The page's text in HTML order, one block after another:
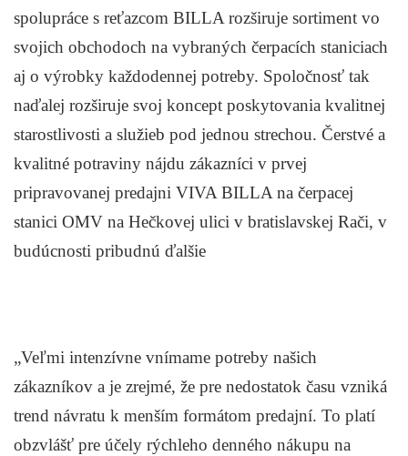
spolupráce s reťazcom BILLA rozširuje sortiment vo
svojich obchodoch na vybraných čerpacích staniciach
aj o výrobky každodennej potreby. Spoločnosť tak
naďalej rozširuje svoj koncept poskytovania kvalitnej
starostlivosti a služieb pod jednou strechou. Čerstvé a
kvalitné potraviny nájdu zákazníci v prvej
pripravovanej predajni VIVA BILLA na čerpacej
stanici OMV na Hečkovej ulici v bratislavskej Rači, v
budúcnosti pribudnú ďalšie
„Veľmi intenzívne vnímame potreby našich
zákazníkov a je zrejmé, že pre nedostatok času vzniká
trend návratu k menším formátom predajní. To platí
obzvlášť pre účely rýchleho denného nákupu na